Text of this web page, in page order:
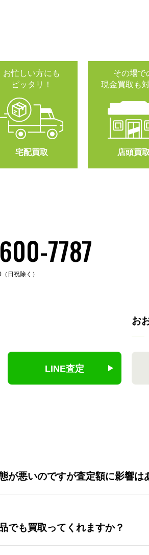
お忙しい方にも
ピッタリ！
宅配買取
その場で
現金買取も対
店頭買取
7787
日祝除く）
LINE査定
お
が悪いのですが査定額に影響は
でも買取ってくれますか？